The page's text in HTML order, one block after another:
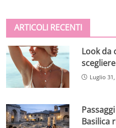
ARTICOLI RECENTI
Look da
Luglio 31,
Basilica